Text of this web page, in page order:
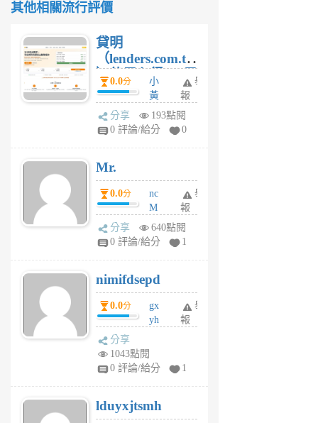
其他相關流行評價
貸明
（lenders.com.tw
）使用心得 — 民
間貸款比較平台
體驗
0.0分
小
黃
蜂
1
舉
報
分享
193點閱
0 評論/給分
0
Mr.
0.0分
nc
M
U
F
U
5
個
月
舉
報
分享
640點閱
0 評論/給分
1
nimifdsepd
0.0分
gx
yh
jl
月
前
舉
報
分享
1043點閱
0 評論/給分
1
lduyxjtsmh